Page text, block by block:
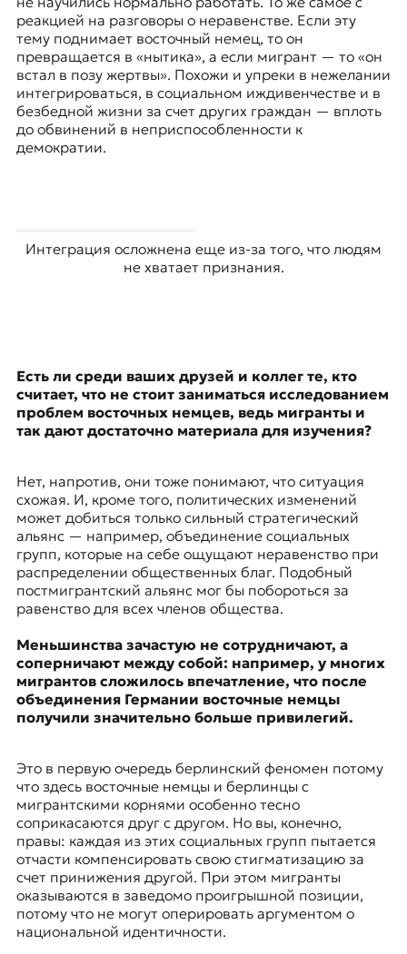
реакцией на разговоры о неравенстве. Если эту
тему поднимает восточный немец, то он
превращается в «нытика», а если мигрант — то «он
встал в позу жертвы». Похожи и упреки в нежелании
интегрироваться, в социальном иждивенчестве и в
безбедной жизни за счет других граждан — вплоть
до обвинений в неприспособленности к
демократии.
Интеграция осложнена еще из-за того, что людям
не хватает признания.
Есть ли среди ваших друзей и коллег те, кто
считает, что не стоит заниматься исследованием
проблем восточных немцев, ведь мигранты и
так дают достаточно материала для изучения?
Нет, напротив, они тоже понимают, что ситуация
схожая. И, кроме того, политических изменений
может добиться только сильный стратегический
альянс — например, объединение социальных
групп, которые на себе ощущают неравенство при
распределении общественных благ. Подобный
постмигрантский альянс мог бы побороться за
равенство для всех членов общества.
Меньшинства зачастую не сотрудничают, а
соперничают между собой: например, у многих
мигрантов сложилось впечатление, что после
объединения Германии восточные немцы
получили значительно больше привилегий.
Это в первую очередь берлинский феномен потому
что здесь восточные немцы и берлинцы с
мигрантскими корнями особенно тесно
соприкасаются друг с другом. Но вы, конечно,
правы: каждая из этих социальных групп пытается
отчасти компенсировать свою стигматизацию за
счет принижения другой. При этом мигранты
оказываются в заведомо проигрышной позиции,
потому что не могут оперировать аргументом о
национальной идентичности.